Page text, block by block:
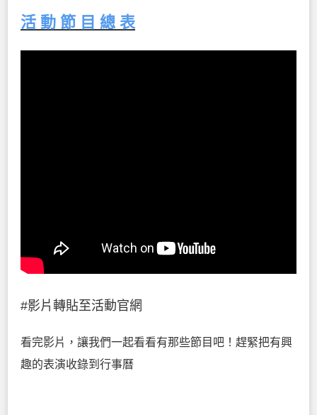
活 動 節 目 總 表
#影片轉貼至活動官網
看完影片，讓我們一起看看有那些節目吧！趕緊把有興
趣的表演收錄到行事曆